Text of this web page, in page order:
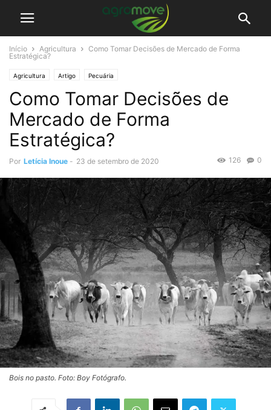
Início Agricultura
Como Tomar Decisões de Mercado de Forma
Estratégica?
Agricultura Artigo Pecuária
Como Tomar Decisões de
Mercado de Forma
Estratégica?
Por Letícia Inoue - 23 de setembro de 2020 0
126
Bois no pasto. Foto: Boy Fotógrafo.